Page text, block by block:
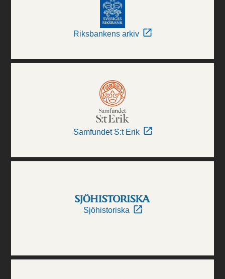
Riksbankens arkiv
Samfundet S:t Erik
Sjöhistoriska